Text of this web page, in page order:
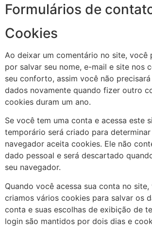
Formulários de
Cookies
Ao deixar um comentário no site, você
por salvar seu nome, e-mail e site nos
seu conforto, assim você não
dados novamente quando fizer outro
cookies duram um ano.
Se você tem uma conta e acessa este
temporário será criado para determinar
navegador aceita cookies. Ele não
dado pessoal e será descartado
seu navegador.
Quando você acessa sua conta no site,
criamos vários cookies para salvar os
conta e suas escolhas de exibição de
login são mantidos por dois dias e